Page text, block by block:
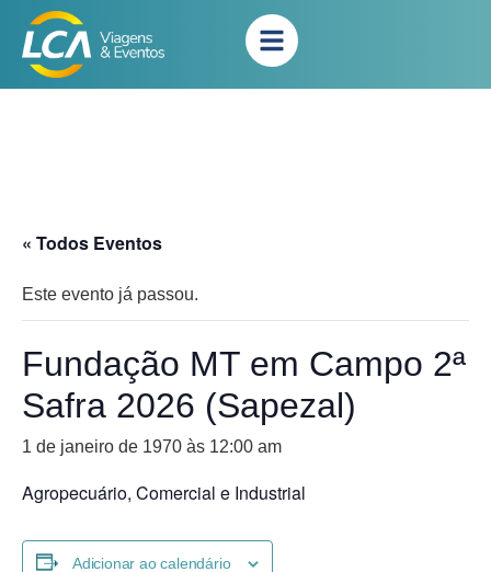
« Todos Eventos
Este evento já passou.
Fundação MT em Campo 2ª
Safra 2026 (Sapezal)
1 de janeiro de 1970 às 12:00 am
Agropecuário, Comercial e Industrial
Adicionar ao calendário